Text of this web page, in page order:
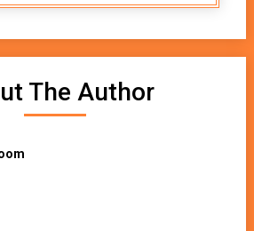
The Author